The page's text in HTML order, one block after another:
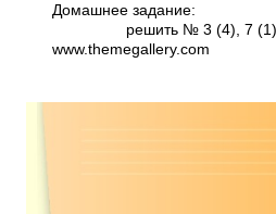
Домашнее задание:
решить № 3 (4), 7 (1)
www.themegallery.com